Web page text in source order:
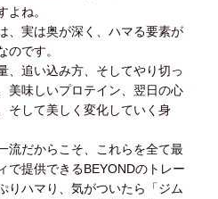
よね。
、実は奥が深く、ハマる要素が
のです。
、追い込み方、そしてやり切っ
美味しいプロテイン、翌日の心
そして美しく変化していく身
流だからこそ、これらを全て最
で提供できるBEYONDのトレー
りハマり、気がついたら「ジム